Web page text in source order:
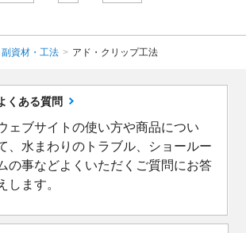
副資材・工法 > アド・クリップ工法
くある質問
ェブサイトの使い方や商品につい
、水まわりのトラブル、ショールー
の事などよくいただくご質問にお答
します。